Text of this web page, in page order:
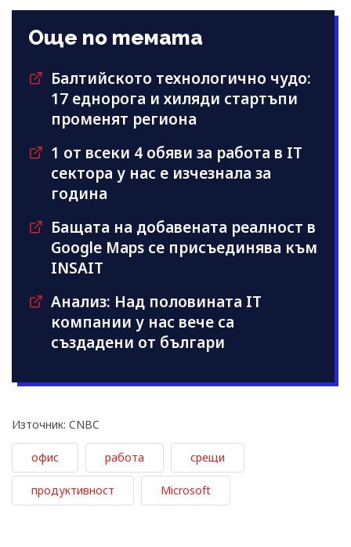
Още по темата
Балтийското технологично чудо:
17 еднорога и хиляди стартъпи
променят региона
1 от всеки 4 обяви за работа в IT
сектора у нас е изчезнала за
година
Бащата на добавената реалност в
Google Maps се присъединява към
INSAIT
Анализ: Над половината IT
компании у нас вече са
създадени от българи
Източник: CNBC
офис работа срещи
продуктивност Microsoft